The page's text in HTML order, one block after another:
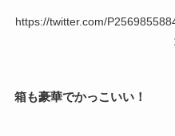
https://twitter.com/
箱も豪華でかっこいい！